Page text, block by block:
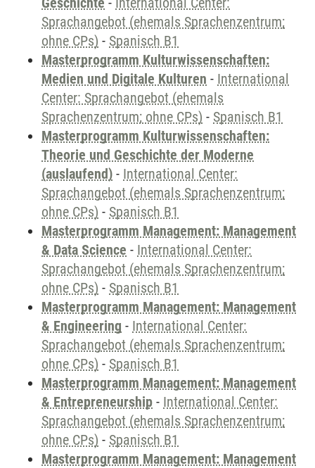
Sprachangebot (ehemals Sprachenzentrum;
ohne CPs) - Spanisch B1
Masterprogramm Kulturwissenschaften:
Medien und Digitale Kulturen - International
Center: Sprachangebot (ehemals
Sprachenzentrum; ohne CPs) - Spanisch B1
Masterprogramm Kulturwissenschaften:
Theorie und Geschichte der Moderne
(auslaufend) - International Center:
Sprachangebot (ehemals Sprachenzentrum;
ohne CPs) - Spanisch B1
Masterprogramm Management: Management
& Data Science - International Center:
Sprachangebot (ehemals Sprachenzentrum;
ohne CPs) - Spanisch B1
Masterprogramm Management: Management
& Engineering - International Center:
Sprachangebot (ehemals Sprachenzentrum;
ohne CPs) - Spanisch B1
Masterprogramm Management: Management
& Entrepreneurship - International Center:
Sprachangebot (ehemals Sprachenzentrum;
ohne CPs) - Spanisch B1
Masterprogramm Management: Management